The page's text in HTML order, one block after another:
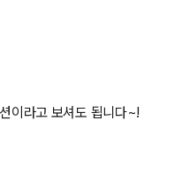
이라고 보셔도 됩니다~!